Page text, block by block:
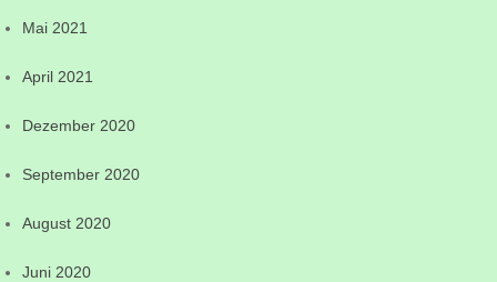
Mai 2021
April 2021
Dezember 2020
September 2020
August 2020
Juni 2020